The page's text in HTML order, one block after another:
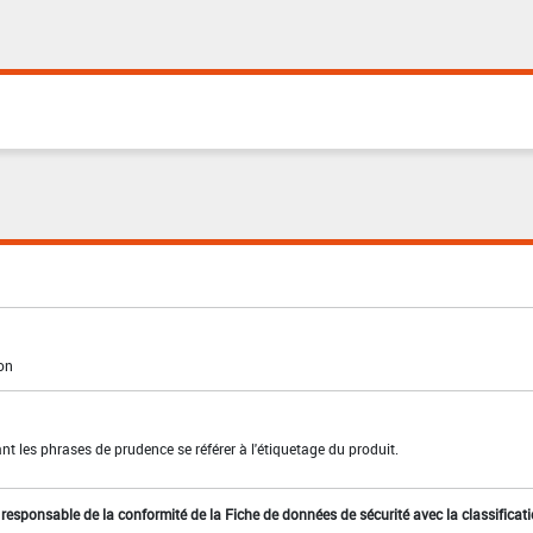
les phrases de prudence se référer à l'étiquetage du produit.
de la conformité de la Fiche de données de sécurité avec la